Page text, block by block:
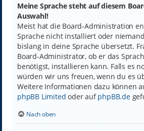
Meine Sprache steht auf diesem
Auswahl!
Meist hat die Board-Administration
Sprache nicht installiert oder
bislang in deine Sprache übersetzt.
Board-Administrator, ob er das
benötigst, installieren kann. Falls es
würden wir uns freuen, wenn du es
Weitere Informationen dazu können
phpBB Limited oder aufphpBB.de
Nach oben